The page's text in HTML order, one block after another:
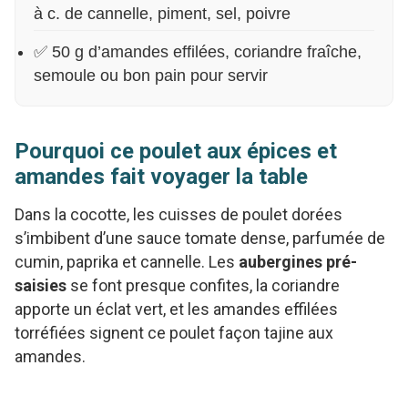
à c. de cannelle, piment, sel, poivre
✅ 50 g d’amandes effilées, coriandre fraîche,
semoule ou bon pain pour servir
Pourquoi ce poulet aux épices et
amandes fait voyager la table
Dans la cocotte, les cuisses de poulet dorées
s’imbibent d’une sauce tomate dense, parfumée de
cumin, paprika et cannelle. Les aubergines pré-
saisies se font presque confites, la coriandre
apporte un éclat vert, et les amandes effilées
torréfiées signent ce poulet façon tajine aux
amandes.